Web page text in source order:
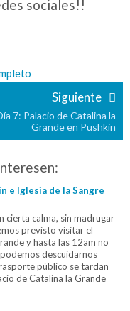
sociales!!
Siguiente
7: Palacio de Catalina la
Grande en Pushkin
e Iglesia de la Sangre
cierta calma, sin madrugar
previsto visitar el
y hasta las 12am no
descuidarnos
público se tardan
de Catalina la Grande